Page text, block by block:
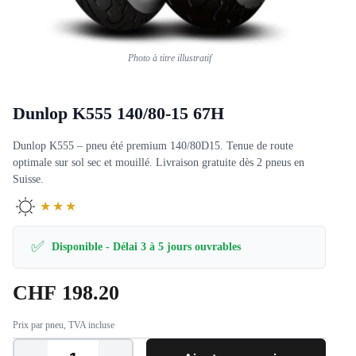
Photo à titre illustratif
Dunlop K555 140/80-15 67H
Dunlop K555 – pneu été premium 140/80D15. Tenue de route
optimale sur sol sec et mouillé. Livraison gratuite dès 2 pneus en
Suisse.
★★★
✅ Disponible - Délai 3 à 5 jours ouvrables
CHF 198.20
Prix par pneu, TVA incluse